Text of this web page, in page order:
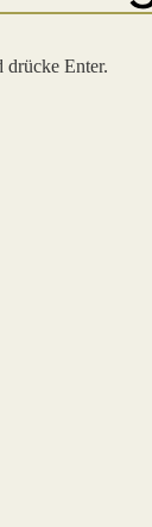
Enter.